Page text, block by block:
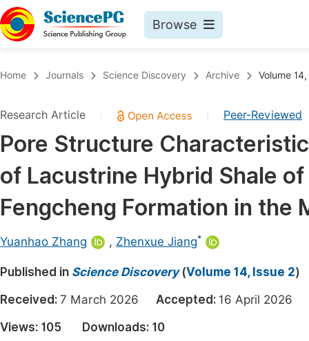
Browse
Chemistry
Medicine & Health
Materials Science
Electrical & Computer Science
Earth, Energy & Environment
Architecture & Civil Engineering
Education
Economics & Management
Home Journals Science Discovery Archive Volume
Research Article Peer-Reviewed
Pore Structure
of Lacustrine Hybrid Shale
Fengcheng Formation in the
Yuanhao Zhang , Zhenxue Jiang*
Published in Science Discovery(Volume 14, Issue 2)
Received: 7 March 2026 Accepted: 16 April 2026
Views: 105 Downloads: 10